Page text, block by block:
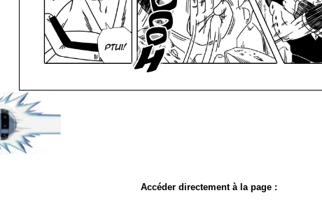
Accéder directement à la page :